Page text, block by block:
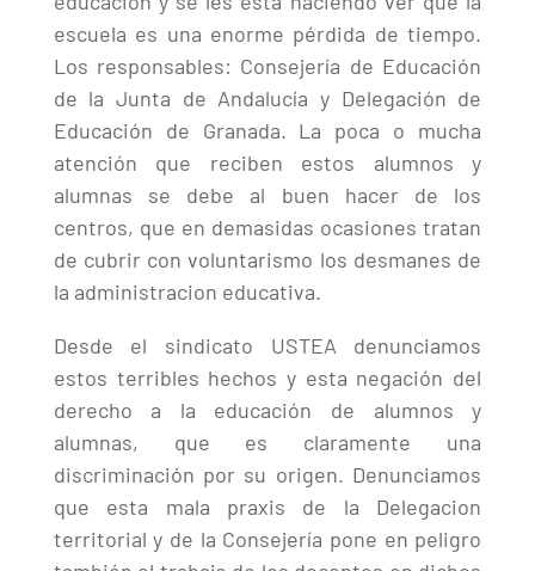
escuela es una enorme pérdida de tiempo.
Los responsables: Consejería de Educación
de la Junta de Andalucía y Delegación de
Educación de Granada. La poca o mucha
atención que reciben estos alumnos y
alumnas se debe al buen hacer de los
centros, que en demasidas ocasiones tratan
de cubrir con voluntarismo los desmanes de
la administracion educativa.
Desde el sindicato USTEA denunciamos
estos terribles hechos y esta negación del
derecho a la educación de alumnos y
alumnas, que es claramente una
discriminación por su origen. Denunciamos
que esta mala praxis de la Delegacion
territorial y de la Consejería pone en peligro